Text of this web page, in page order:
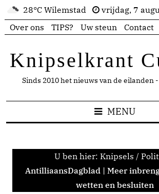
28°C Wilemstad
vrijdag, 7
Over ons
TIPS? Uw steun Contact
Knipselkrant
Sinds 2010 het nieuws van de eilanden
MENU
U ben hier: Knipsels /
AntilliaansDagblad | Meer
wetten en besluiten